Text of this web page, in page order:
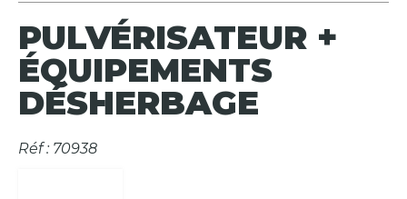
PULVÉRISATEUR +
ÉQUIPEMENTS
DÉSHERBAGE
Réf : 70938